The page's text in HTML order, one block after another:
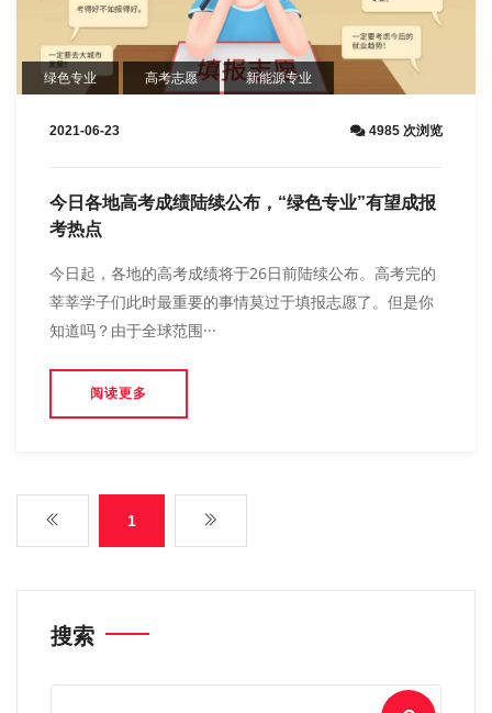
绿色专业 高考志愿 新能源专业
2021-06-23 4985 次浏览
今日各地高考成绩陆续公布，“绿色专业”有望成报
考热点
今日起，各地的高考成绩将于26日前陆续公布。高考完的
莘莘学子们此时最重要的事情莫过于填报志愿了。但是你
知道吗？由于全球范围···
阅读更多
1
搜索